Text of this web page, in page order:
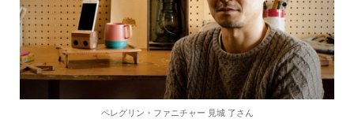
ペレグリン・ファニチャー 見城 了さん